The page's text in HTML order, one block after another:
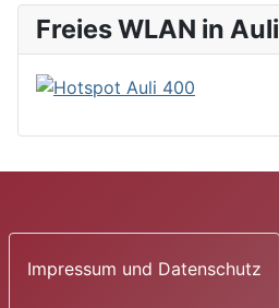
Freies WLAN in Auli
Impressum und Datenschutz